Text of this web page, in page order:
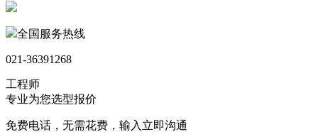
全国服务热线
021-36391268
工程师
专业为您选型报价
免费电话，无需花费，输入立即沟通